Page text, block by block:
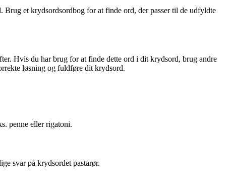
et krydsordsordbog for at finde ord, der passer til de udfyldte
Hvis du har brug for at finde dette ord i dit krydsord, brug andre
løsning og fuldføre dit krydsord.
penne eller rigatoni.
svar på krydsordet pastarør.